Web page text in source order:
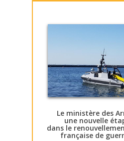
Le ministère des
une nouvelle
dans le
française de